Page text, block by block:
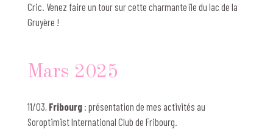
Cric. Venez faire un tour sur cette charmante île du lac de la
Gruyère !
Mars 2025
11/03, Fribourg: présentation de mes activités au
Soroptimist International Club de Fribourg.